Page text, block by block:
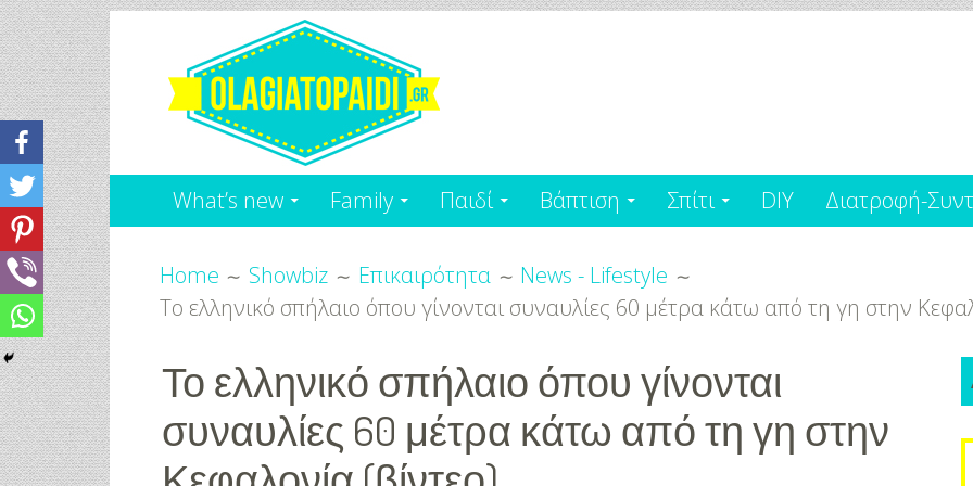
Skip
to
content
Olagiatopaidi.gr
Όλα
Για
το
Παιδί
-
What’s new Family Παιδί Βάπτιση Σπίτι DIY Διατροφή-
Breadcrumbs
Home Showbiz Επικαιρότητα
News - Lifestyle
Το ελληνικό σπήλαιο όπου γίνονται συναυλίες 60 μέτρα κάτω από τη γη στην
Το ελληνικό σπήλαιο όπου γίνονται
συναυλίες 60 μέτρα κάτω από τη γη στην